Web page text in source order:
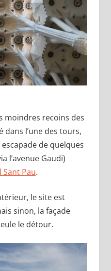
moindres recoins des
l’une des tours,
de quelques
l’avenue Gaudi)
Pau.
le site est
sinon, la façade
le détour.